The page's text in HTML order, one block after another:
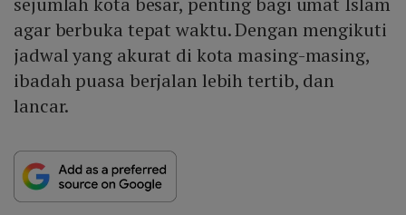
agar berbuka tepat waktu. Dengan mengikuti
jadwal yang akurat di kota masing-masing,
ibadah puasa berjalan lebih tertib, dan
lancar.